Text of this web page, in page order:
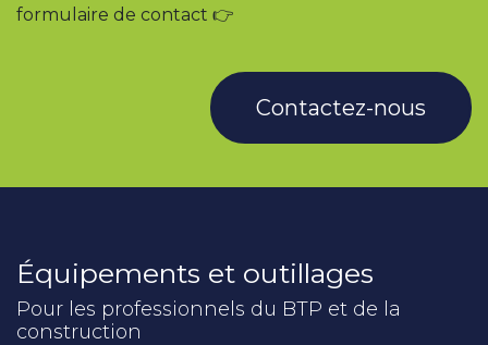
formulaire de contact 👉
Contactez-nous
Équipements et outillages
Pour les professionnels du BTP et de la
construction